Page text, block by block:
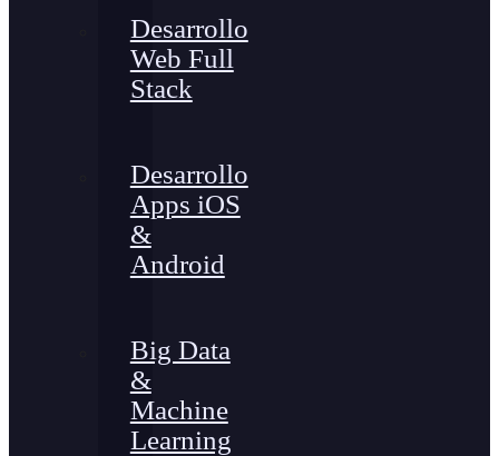
Desarrollo
Web Full
Stack
Desarrollo
Apps iOS
&
Android
Big Data
&
Machine
Learning